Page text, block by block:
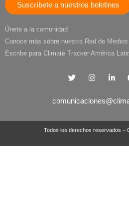
Suscríbete a nuestros boletines
Únete a la comunidad
Conoce más sobre nuestra Red de Medios
Escribe para Climate Tracker América
Todos los derechos reservados –